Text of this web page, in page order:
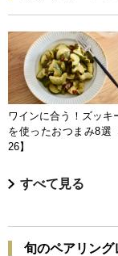
ワインに合う！ズッキ
を使ったおつまみ8選
26】
すべて見る
旬のペアリング